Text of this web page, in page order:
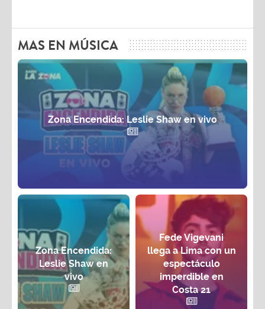
MAS EN MÚSICA
Zona Encendida: Leslie Shaw en vivo
Zona Encendida:
Leslie Shaw en
vivo
Fede Vigevani
llega a Lima con un
espectáculo
imperdible en
Costa 21